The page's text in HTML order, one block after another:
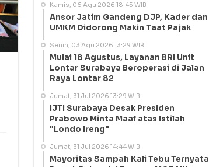
Kamis, 06 Agu 2026 18:45 WIB
Ansor Jatim Gandeng DJP, Kader dan
UMKM Didorong Makin Taat Pajak
Senin, 03 Agu 2026 13:29 WIB
Mulai 18 Agustus, Layanan BRI Unit
Lontar Surabaya Beroperasi di Jalan
Raya Lontar 82
Jumat, 31 Jul 2026 13:29 WIB
IJTI Surabaya Desak Presiden
Prabowo Minta Maaf atas Istilah
"Londo Ireng"
Jumat, 31 Jul 2026 14:44 WIB
Mayoritas Sampah Kali Tebu Ternyata